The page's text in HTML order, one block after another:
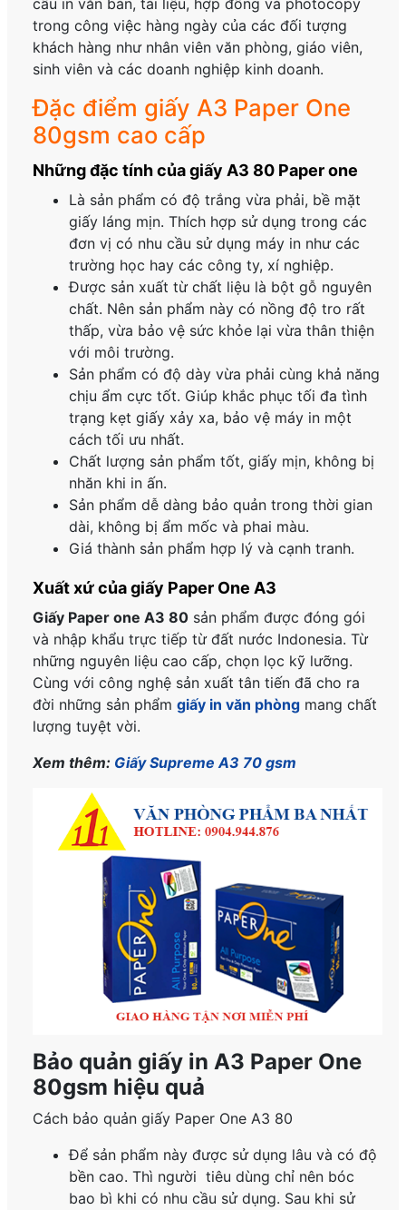
trong công việc hàng ngày của các đối tượng
khách hàng như nhân viên văn phòng, giáo viên,
sinh viên và các doanh nghiệp kinh doanh.
Đặc điểm giấy A3 Paper One
80gsm cao cấp
Những đặc tính của giấy A3 80 Paper one
Là sản phẩm có độ trắng vừa phải, bề mặt
giấy láng mịn. Thích hợp sử dụng trong các
đơn vị có nhu cầu sử dụng máy in như các
trường học hay các công ty, xí nghiệp.
Được sản xuất từ chất liệu là bột gỗ nguyên
chất. Nên sản phẩm này có nồng độ tro rất
thấp, vừa bảo vệ sức khỏe lại vừa thân thiện
với môi trường.
Sản phẩm có độ dày vừa phải cùng khả năng
chịu ẩm cực tốt. Giúp khắc phục tối đa tình
trạng kẹt giấy xảy xa, bảo vệ máy in một
cách tối ưu nhất.
Chất lượng sản phẩm tốt, giấy mịn, không bị
nhăn khi in ấn.
Sản phẩm dễ dàng bảo quản trong thời gian
dài, không bị ẩm mốc và phai màu.
Giá thành sản phẩm hợp lý và cạnh tranh.
Xuất xứ của giấy Paper One A3
Giấy Paper one A3 80 sản phẩm được đóng gói
và nhập khẩu trực tiếp từ đất nước Indonesia. Từ
những nguyên liệu cao cấp, chọn lọc kỹ lưỡng.
Cùng với công nghệ sản xuất tân tiến đã cho ra
đời những sản phẩmgiấy in văn phòng mang chất
lượng tuyệt vời.
Xem thêm: Giấy Supreme A3 70 gsm
Bảo quản giấy in A3 Paper One
80gsm hiệu quả
Cách bảo quản giấy Paper One A3 80
Để sản phẩm này được sử dụng lâu và có độ
bền cao. Thì người tiêu dùng chỉ nên bóc
bao bì khi có nhu cầu sử dụng. Sau khi sử